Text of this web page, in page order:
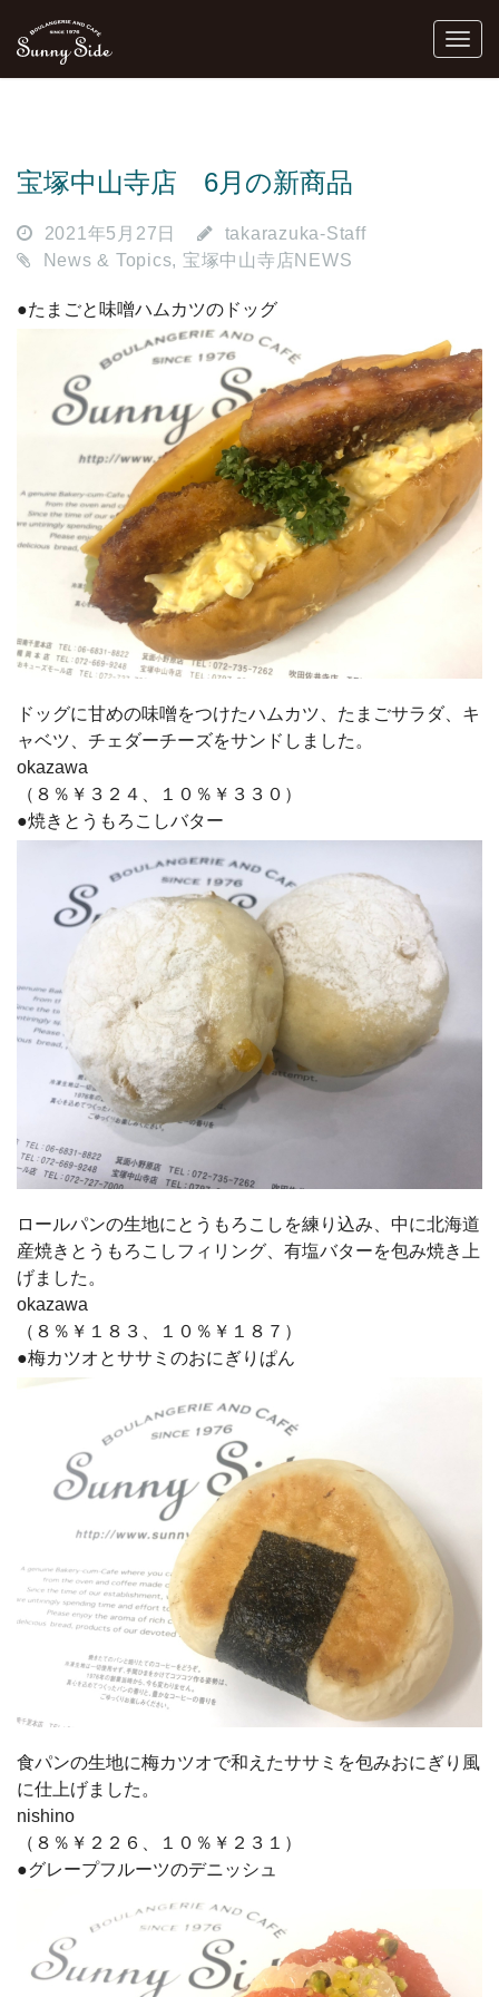
宝塚中山寺店 6月の新商品
2021年5月27日
takarazuka-Staff
News & Topics, 宝塚中山寺店NEWS
●たまごと味噌ハムカツのドッグ
ドッグに甘めの味噌をつけたハムカツ、たまごサラダ、キ
ャベツ、チェダーチーズをサンドしました。
okazawa
（８％￥３２４、１０％￥３３０）
●焼きとうもろこしバター
ロールパンの生地にとうもろこしを練り込み、中に北海道
産焼きとうもろこしフィリング、有塩バターを包み焼き上
げました。
okazawa
（８％￥１８３、１０％￥１８７）
●梅カツオとササミのおにぎりぱん
食パンの生地に梅カツオで和えたササミを包みおにぎり風
に仕上げました。
nishino
（８％￥２２６、１０％￥２３１）
●グレープフルーツのデニッシュ